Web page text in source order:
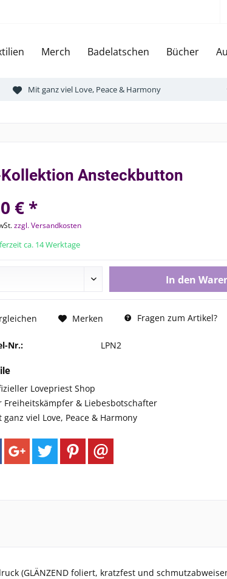
Merch Badelatschen Bücher
Mit ganz viel Love, Peace & Harmony
Ansteckbutton
€ *
zzgl. Versandkosten
ca. 14 Werktage
In den
Merken Fragen zum Artikel?
Nr.: LPN2
Lovepriest Shop
Freiheitskämpfer & Liebesbotschafter
ganz viel Love, Peace & Harmony
(GLÄNZEND foliert, kratzfest und